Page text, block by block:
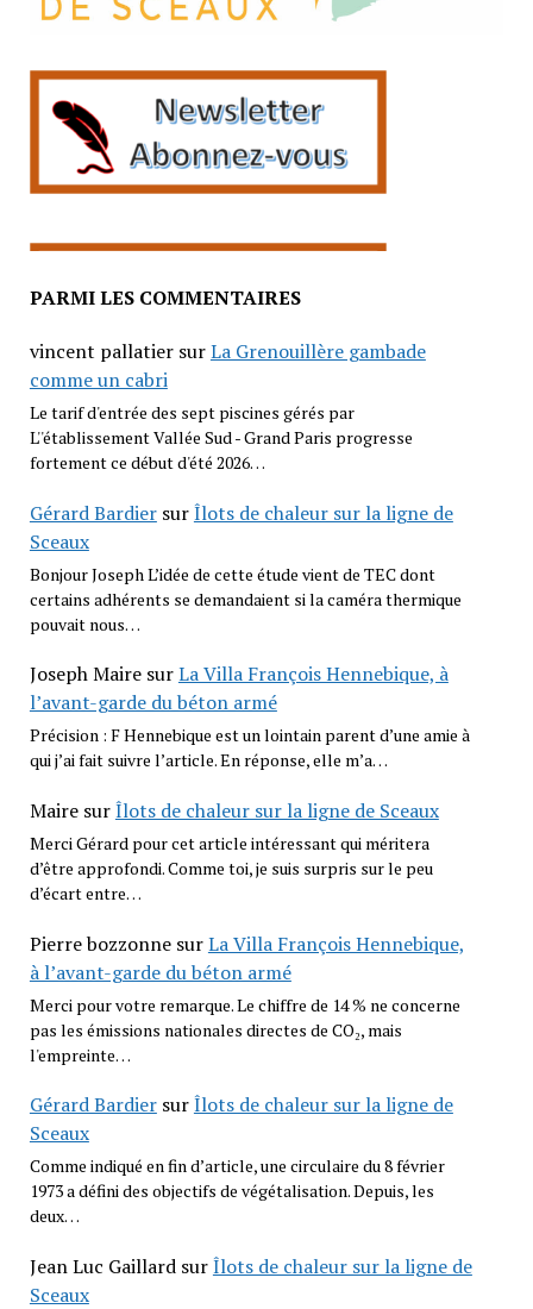
PARMI LES COMMENTAIRES
vincent pallatiersurLa Grenouillère gambade
comme un cabri
Le tarif d'entrée des sept piscines gérés par
L''établissement Vallée Sud - Grand Paris progresse
fortement ce début d'été 2026…
Gérard BardiersurÎlots de chaleur sur la ligne de
Sceaux
Bonjour Joseph L’idée de cette étude vient de TEC dont
certains adhérents se demandaient si la caméra thermique
pouvait nous…
Joseph MairesurLa Villa François Hennebique, à
l’avant-garde du béton armé
Précision : F Hennebique est un lointain parent d’une amie à
qui j’ai fait suivre l’article. En réponse, elle m’a…
MairesurÎlots de chaleur sur la ligne de Sceaux
Merci Gérard pour cet article intéressant qui méritera
d’être approfondi. Comme toi, je suis surpris sur le peu
d’écart entre…
Pierre bozzonnesurLa Villa François Hennebique,
à l’avant-garde du béton armé
Merci pour votre remarque. Le chiffre de 14 % ne concerne
pas les émissions nationales directes de CO₂, mais
l'empreinte…
Gérard BardiersurÎlots de chaleur sur la ligne de
Sceaux
Comme indiqué en fin d’article, une circulaire du 8 février
1973 a défini des objectifs de végétalisation. Depuis, les
deux…
Jean Luc GaillardsurÎlots de chaleur sur la ligne de
Sceaux